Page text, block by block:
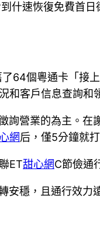
什速恢復免費首
64個粵通卡「接
和客戶信息查詢和
詢營業的為主。在
網后，僅5分鐘就
ET甜心網C節儉通
穩，且通行效力